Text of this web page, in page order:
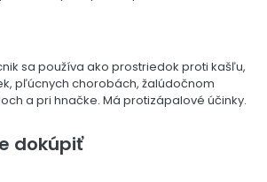
sa používa ako prostriedok proti kašľu,
pľúcnych chorobách, žalúdočnom
a pri hnačke. Má protizápalové účinky.
dokúpiť